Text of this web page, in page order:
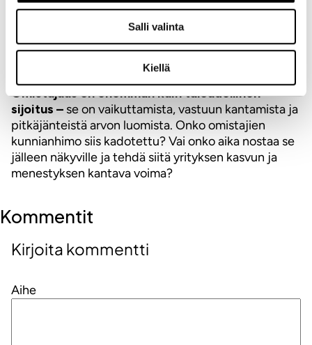
Salli valinta
Kiellä
2. Kunnianhimo ja visio ovat aidosti näkyvissä ja
3. Strategiaa toteutetaan suunnitelmallisesti ja
systemaattisesti arjen päätöksissä.
Omistajuus on enemmän kuin taloudellinen
sijoitus – se on vaikuttamista, vastuun kantamista ja
pitkäjänteistä arvon luomista. Onko omistajien
kunnianhimo siis kadotettu? Vai onko aika nostaa se
jälleen näkyville ja tehdä siitä yrityksen kasvun ja
menestyksen kantava voima?
Kommentit
Kirjoita kommentti
Aihe